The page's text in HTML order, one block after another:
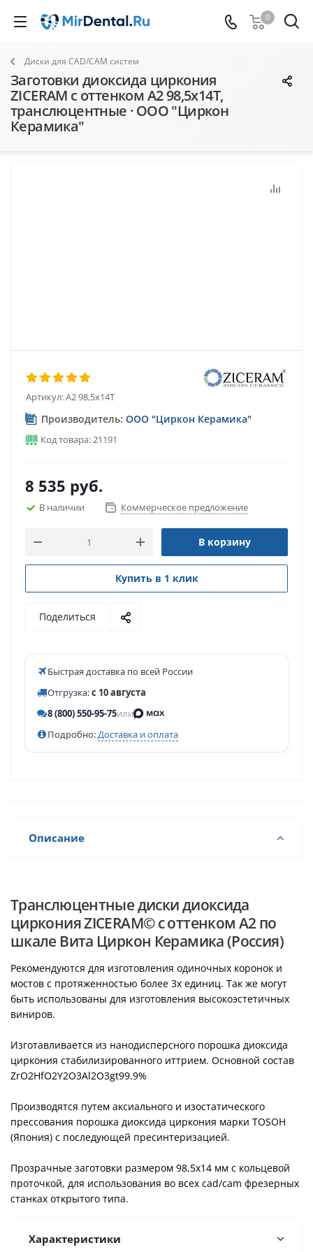
0
Диски для CAD/CAM систем
Заготовки диоксида циркония
ZICERAM с оттенком А2 98,5x14T,
транслюцентные · ООО "Циркон
Керамика"
Артикул:A2 98,5x14T
Производитель: ООО "Циркон Керамика"
Код товара: 21191
8 535 руб.
В наличии Коммерческое предложение
В корзину
Купить в 1 клик
Поделиться
Быстрая доставка по всей России
Отгрузка:с 10 августа
8 (800) 550-95-75или
Подробно:Доставка и оплата
Описание
Транслюцентные диски диоксида
циркония ZICERAM© с оттенком А2 по
шкале Вита Циркон Керамика (Россия)
Рекомендуются для изготовления одиночных коронок и
мостов с протяженностью более 3х единиц. Так же могут
быть использованы для изготовления высокоэстетичных
виниров.
Изготавливается из нанодисперсного порошка диоксида
циркония стабилизированного иттрием. Основной состав
ZrO2HfO2Y2O3Al2O3gt99.9%
Производятся путем аксиального и изостатического
прессования порошка диоксида циркония марки TOSOH
(Япония) с последующей пресинтеризацией.
Прозрачные заготовки размером 98,5х14 мм с кольцевой
проточкой, для использования во всех cad/cam фрезерных
станках открытого типа.
Характеристики